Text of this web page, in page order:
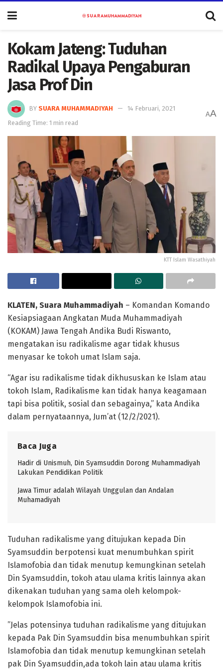
Kokam Jateng: Tuduhan
Radikal Upaya Pengaburan
Jasa Prof Din
BY SUARA MUHAMMADIYAH
14 Februari, 2021
Reading Time: 1 min read
AA
KTT Islam Wasathiyah
KLATEN, Suara Muhammadiyah – Komandan Komando
Kesiapsiagaan Angkatan Muda Muhammadiyah
(KOKAM) Jawa Tengah Andika Budi Riswanto,
mengatakan isu radikalisme agar tidak khusus
menyasar ke tokoh umat Islam saja.
“Agar isu radikalisme tidak dikhususkan ke Islam atau
tokoh Islam, Radikalisme kan tidak hanya keagamaan
tapi bisa politik, sosial dan sebagainya,” kata Andika
dalam pernyataannya, Jum’at (12/2/2021).
Baca Juga
Hadir di Unismuh, Din Syamsuddin Dorong Muhammadiyah
Lakukan Pendidikan Politik
Jawa Timur adalah Wilayah Unggulan dan Andalan
Muhamadiyah
Tuduhan radikalisme yang ditujukan kepada Din
Syamsuddin berpotensi kuat menumbuhkan spirit
Islamofobia dan tidak menutup kemungkinan setelah
Din Syamsuddin, tokoh atau ulama kritis lainnya akan
dikenakan tuduhan yang sama oleh kelompok-
kelompok Islamofobia ini.
”Jelas potensinya tuduhan radikalisme yang ditujukan
kepada Pak Din Syamsuddin bisa menumbuhkan spirit
Islamofobia dan tidak menutup kemungkinan setelah
pak Din Syamsuddin,ada tokoh lain atau ulama kritis